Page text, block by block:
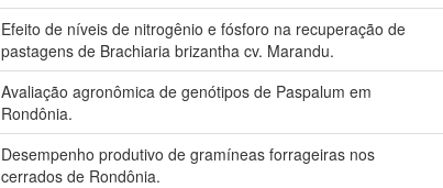
Efeito de níveis de nitrogênio e fósforo na recuperação de
pastagens de Brachiaria brizantha cv. Marandu.
Avaliação agronômica de genótipos de Paspalum em
Rondônia.
Desempenho produtivo de gramíneas forrageiras nos
cerrados de Rondônia.